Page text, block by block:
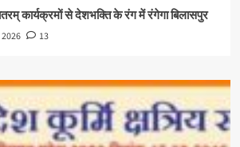
कार्यक्रमों से देशभक्ति के रंग में रंगेगा बिलासपुर
13